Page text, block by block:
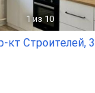
1 из 10
кт Строителей,